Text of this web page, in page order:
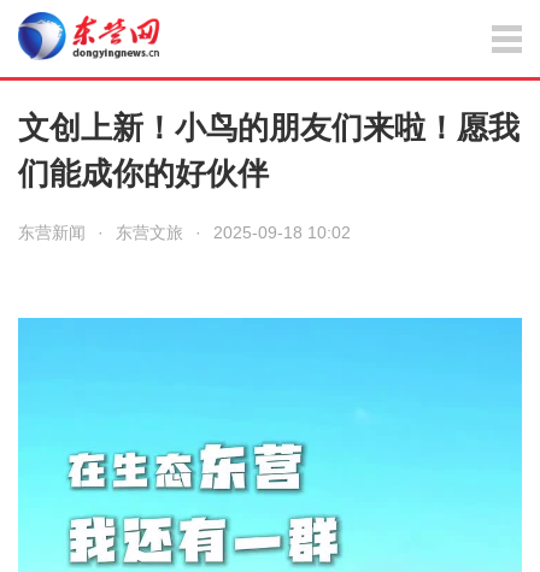
文创上新！小鸟的朋友们来啦！愿我
们能成你的好伙伴
东营新闻 · 东营文旅 · 2025-09-18 10:02